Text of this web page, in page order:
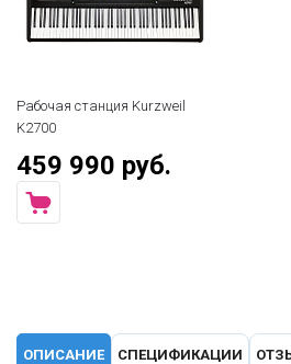
Рабочая станция Kurzweil
K2700
459 990 руб.
ОПИСАНИЕ СПЕЦИФИКАЦИИ